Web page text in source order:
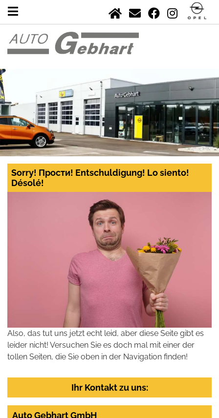
Sorry! Прости! Entschuldigung! Lo siento!
Désolé!
Also, das tut uns jetzt echt leid, aber diese Seite gibt es
leider nicht! Versuchen Sie es doch mal mit einer der
tollen Seiten, die Sie oben in der Navigation finden!
Ihr Kontakt zu uns:
Auto Gebhart GmbH